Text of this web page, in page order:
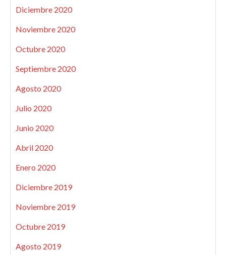
Diciembre 2020
Noviembre 2020
Octubre 2020
Septiembre 2020
Agosto 2020
Julio 2020
Junio 2020
Abril 2020
Enero 2020
Diciembre 2019
Noviembre 2019
Octubre 2019
Agosto 2019